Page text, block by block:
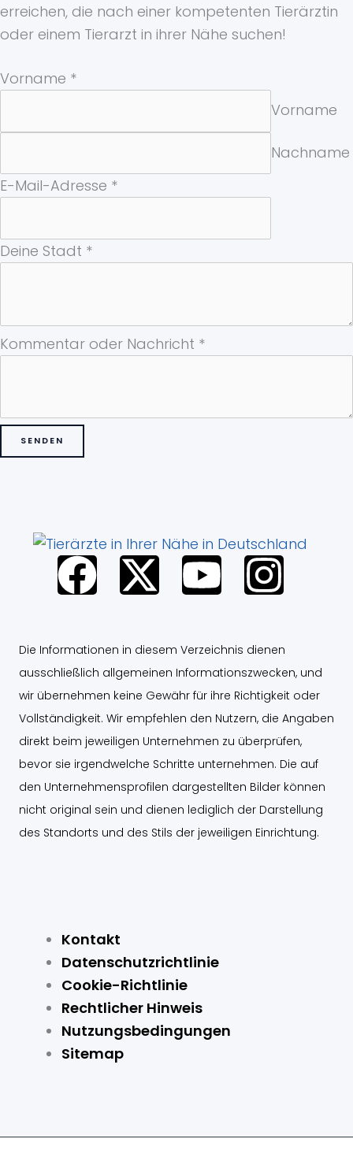
erreichen, die nach einer kompetenten Tierärztin
oder einem Tierarzt in ihrer Nähe suchen!
Vorname *
Vorname
Nachname
E-Mail-Adresse *
Kommentar
Deine Stadt *
Kommentar oder Nachricht *
SENDEN
F
a
c
e
b
o
o
k
X
-
t
w
i
t
t
e
Y
o
u
t
u
b
e
I
n
s
t
a
g
r
a
Die Informationen in diesem Verzeichnis dienen
ausschließlich allgemeinen Informationszwecken, und
wir übernehmen keine Gewähr für ihre Richtigkeit oder
Vollständigkeit. Wir empfehlen den Nutzern, die Angaben
direkt beim jeweiligen Unternehmen zu überprüfen,
bevor sie irgendwelche Schritte unternehmen. Die auf
den Unternehmensprofilen dargestellten Bilder können
nicht original sein und dienen lediglich der Darstellung
des Standorts und des Stils der jeweiligen Einrichtung.
Kontakt
Datenschutzrichtlinie
Cookie-Richtlinie
Rechtlicher Hinweis
Nutzungsbedingungen
Sitemap